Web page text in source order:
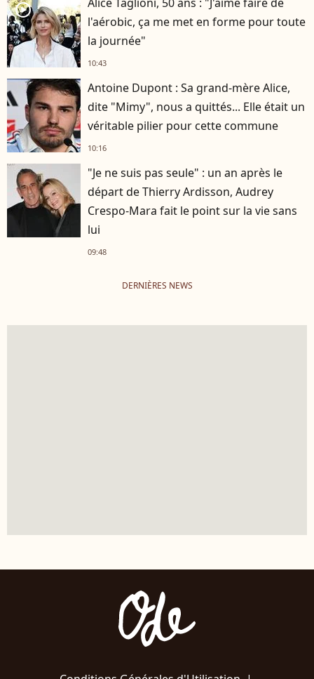
player2
l'aérobic, ça me met en forme pour toute
la journée"
10:43
Antoine Dupont : Sa grand-mère Alice,
dite "Mimy", nous a quittés... Elle était un
véritable pilier pour cette commune
10:16
"Je ne suis pas seule" : un an après le
départ de Thierry Ardisson, Audrey
Crespo-Mara fait le point sur la vie sans
lui
09:48
DERNIÈRES NEWS